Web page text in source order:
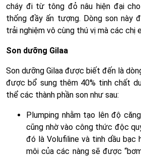
cháy đi từ tông đỏ nâu hiện đại
thống đầy ấn tượng. Dòng son này
trải nghiệm vô cùng thú vị mà các chị
Son dưỡng Gilaa
Son dưỡng Gilaa được biết đến là
được bổ sung thêm 40% tinh chất
thể các thành phần son như sau:
Plumping nhằm tạo lên độ
cũng nhờ vào công thức độc
đó là Volufiline và tinh dầu bạc
môi của các nàng sẽ được